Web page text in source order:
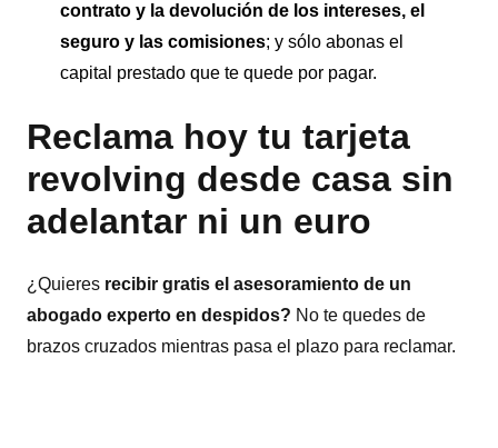
contrato y la devolución de los intereses, el
seguro y las comisiones; y sólo abonas el
capital prestado que te quede por pagar.
Reclama hoy tu tarjeta
revolving desde casa sin
adelantar ni un euro
¿Quieres recibir gratis el asesoramiento de un
abogado experto en despidos? No te quedes de
brazos cruzados mientras pasa el plazo para reclamar.